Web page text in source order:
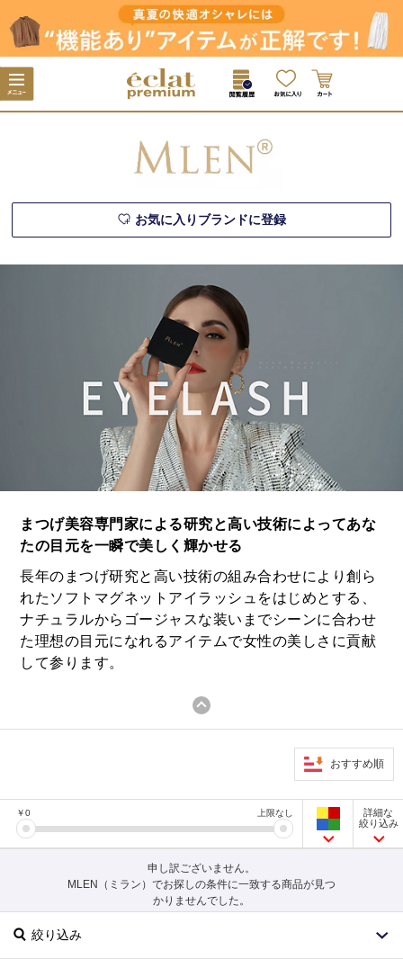
お気に入りブランドに登録
まつげ美容専門家による研究と高い技術によってあな
たの目元を一瞬で美しく輝かせる
長年のまつげ研究と高い技術の組み合わせにより創ら
れたソフトマグネットアイラッシュをはじめとする、
ナチュラルからゴージャスな装いまでシーンに合わせ
た理想の目元になれるアイテムで女性の美しさに貢献
して参ります。
おすすめ順
￥0 上限なし
詳細な
絞り込み
申し訳ございません。
MLEN（ミラン）でお探しの条件に一致する商品が見つ
かりませんでした。
絞り込み